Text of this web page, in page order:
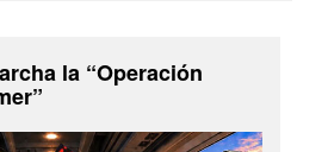
la “Operación